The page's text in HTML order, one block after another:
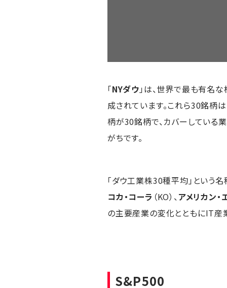
「NYダウ 」は、世界で最も有名
成されています。これら30銘柄
柄が30銘柄で、カバーしている
がちです。
「ダウ工業株30種平均」という
コカ・コーラ （KO）、 アメリカン・
の主要産業の変化とともにIT産
S&P500